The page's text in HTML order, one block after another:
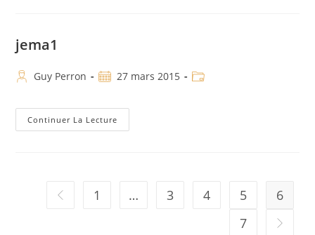
jema1
Guy Perron 27 mars 2015
Continuer La Lecture
1 … 3 4 5
6
7